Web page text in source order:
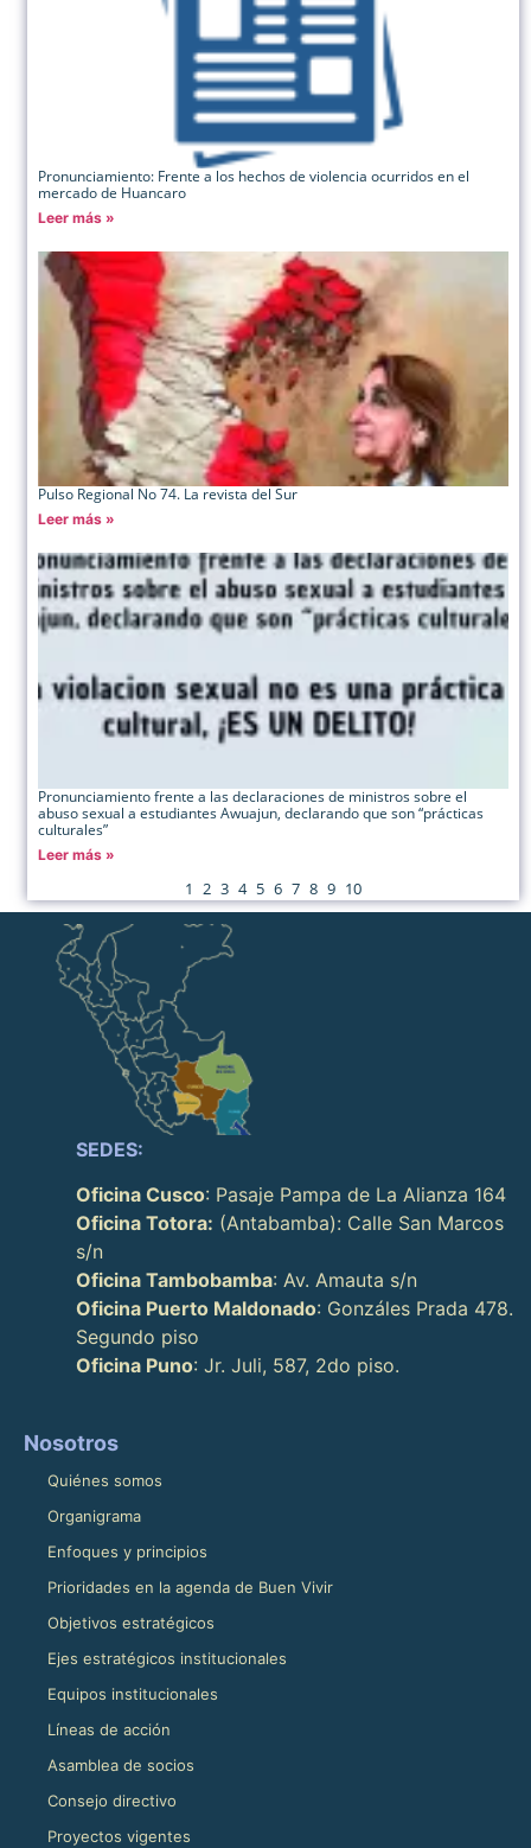
Pronunciamiento: Frente a los hechos de violencia ocurridos en el
mercado de Huancaro
Leer más »
Pulso Regional No 74. La revista del Sur
Leer más »
Pronunciamiento frente a las declaraciones de ministros sobre el
abuso sexual a estudiantes Awuajun, declarando que son “prácticas
culturales”
Leer más »
1 2 3 4 5 6 7 8 9 10
SEDES:
Oficina Cusco: Pasaje Pampa de La Alianza 164
Oficina Totora: (Antabamba): Calle San Marcos
s/n
Oficina Tambobamba: Av. Amauta s/n
Oficina Puerto Maldonado: Gonzáles Prada 478.
Segundo piso
Oficina Puno: Jr. Juli, 587, 2do piso.
Nosotros
Quiénes somos
Organigrama
Enfoques y principios
Prioridades en la agenda de Buen Vivir
Objetivos estratégicos
Ejes estratégicos institucionales
Equipos institucionales
Líneas de acción
Asamblea de socios
Consejo directivo
Proyectos vigentes